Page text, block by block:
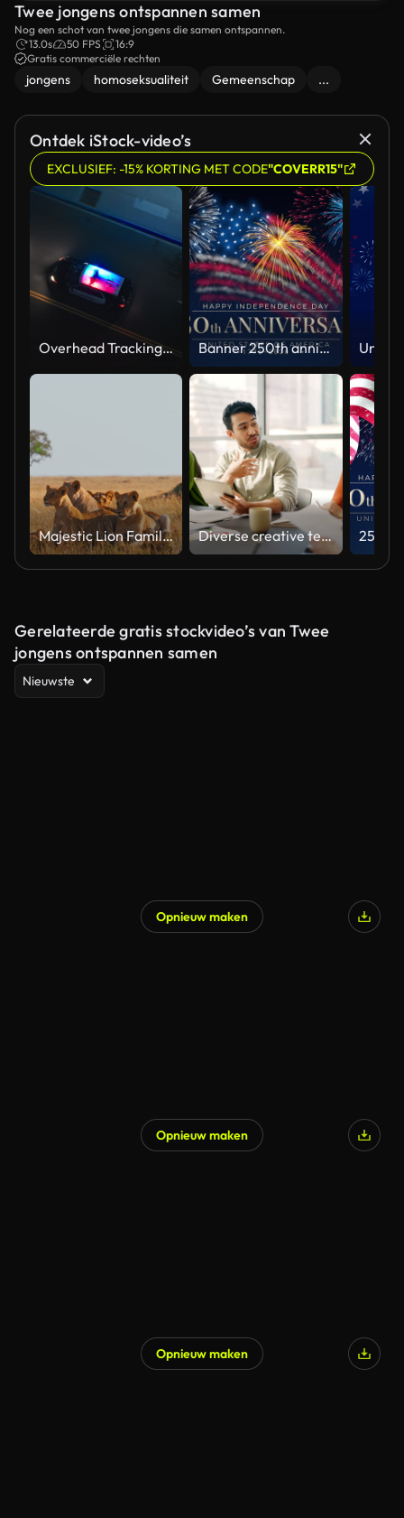
Twee jongens ontspannen samen
Nog een schot van twee jongens die samen ontspannen.
13.0s
50 FPS
16:9
Gratis commerciële rechten
jongens homoseksualiteit Gemeenschap ...
Ontdek iStock-video’s
EXCLUSIEF: -15% KORTING MET CODE"COVERR15"
Overhead Tracking Drone Shot of a Police Car Driving on a City Street with Lights On at Night Banner 250th anniversary of the USA. 250 years of independence. 4th of july 2026 usa independence day, video greeting card. US flag fireworks on blue sky background. Fourth of july. 4k seamless loop
Majestic Lion Family Relaxing in Natural Habitat Under Soft Light Diverse creative team collaborating on a marketing strategy in an office meeting
Gerelateerde gratis stockvideo’s van Twee
jongens ontspannen samen
Nieuwste
Opnieuw maken
Opnieuw maken
Opnieuw maken